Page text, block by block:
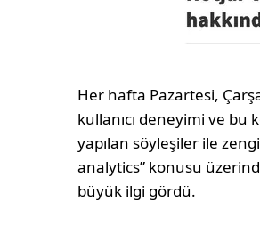
Her hafta Pazartesi,
kullanıcı deneyimi ve
yapılan söyleşiler ile
analytics” konusu
büyük ilgi gördü.